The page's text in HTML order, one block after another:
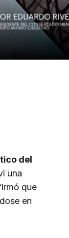
del
una
que
en